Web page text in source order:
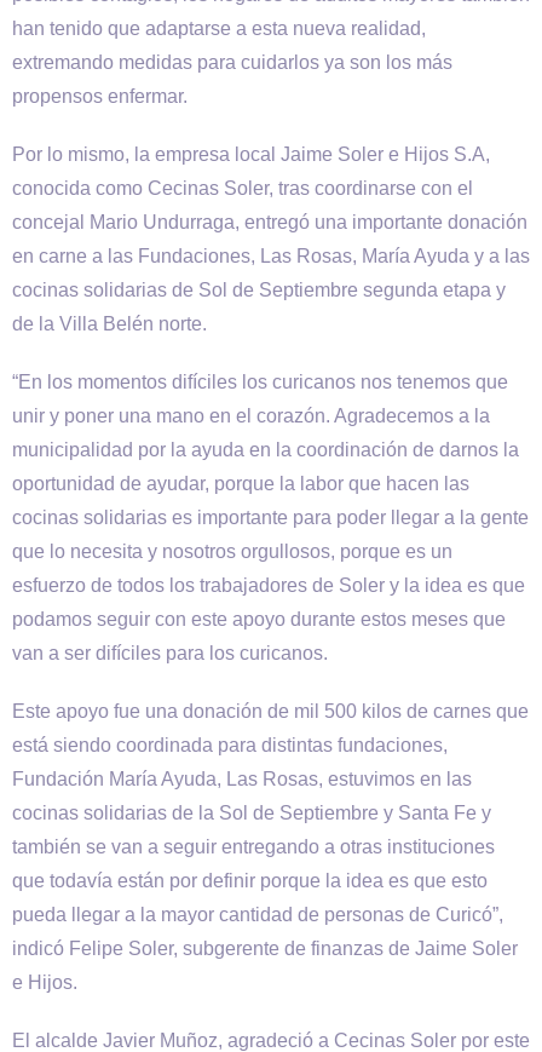
han tenido que adaptarse a esta nueva realidad,
extremando medidas para cuidarlos ya son los más
propensos enfermar.
Por lo mismo, la empresa local Jaime Soler e Hijos S.A,
conocida como Cecinas Soler, tras coordinarse con el
concejal Mario Undurraga, entregó una importante donación
en carne a las Fundaciones, Las Rosas, María Ayuda y a las
cocinas solidarias de Sol de Septiembre segunda etapa y
de la Villa Belén norte.
“En los momentos difíciles los curicanos nos tenemos que
unir y poner una mano en el corazón. Agradecemos a la
municipalidad por la ayuda en la coordinación de darnos la
oportunidad de ayudar, porque la labor que hacen las
cocinas solidarias es importante para poder llegar a la gente
que lo necesita y nosotros orgullosos, porque es un
esfuerzo de todos los trabajadores de Soler y la idea es que
podamos seguir con este apoyo durante estos meses que
van a ser difíciles para los curicanos.
Este apoyo fue una donación de mil 500 kilos de carnes que
está siendo coordinada para distintas fundaciones,
Fundación María Ayuda, Las Rosas, estuvimos en las
cocinas solidarias de la Sol de Septiembre y Santa Fe y
también se van a seguir entregando a otras instituciones
que todavía están por definir porque la idea es que esto
pueda llegar a la mayor cantidad de personas de Curicó”,
indicó Felipe Soler, subgerente de finanzas de Jaime Soler
e Hijos.
El alcalde Javier Muñoz, agradeció a Cecinas Soler por este